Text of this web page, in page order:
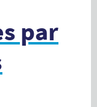
par